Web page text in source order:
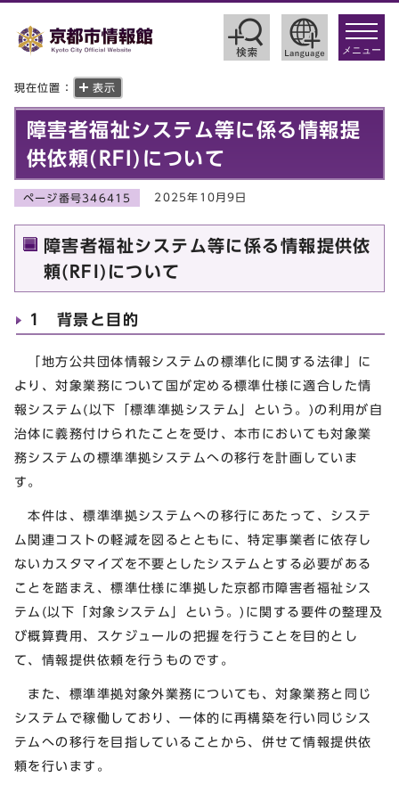
toggle
メニュー
現在位置： 表示
障害者福祉システム等に係る情報提
供依頼(RFI)について
ページ番号346415 2025年10月9日
障害者福祉システム等に係る情報提供依
頼(RFI)について
1 背景と目的
「地方公共団体情報システムの標準化に関する法律」に
より、対象業務について国が定める標準仕様に適合した情
報システム(以下「標準準拠システム」という。)の利用が自
治体に義務付けられたことを受け、本市においても対象業
務システムの標準準拠システムへの移行を計画していま
す。
本件は、標準準拠システムへの移行にあたって、システ
ム関連コストの軽減を図るとともに、特定事業者に依存し
ないカスタマイズを不要としたシステムとする必要がある
ことを踏まえ、標準仕様に準拠した京都市障害者福祉シス
テム(以下「対象システム」という。)に関する要件の整理及
び概算費用、スケジュールの把握を行うことを目的とし
て、情報提供依頼を行うものです。
また、標準準拠対象外業務についても、対象業務と同じ
システムで稼働しており、一体的に再構築を行い同じシス
テムへの移行を目指していることから、併せて情報提供依
頼を行います。